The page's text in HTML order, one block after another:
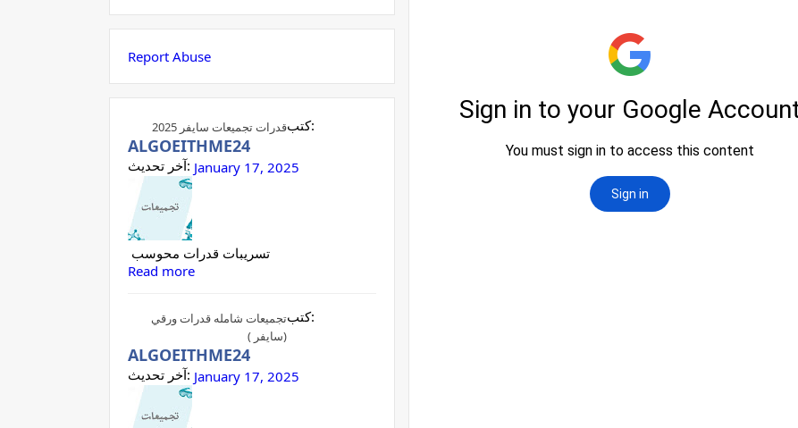
Report Abuse
قدرات تجميعات سايفر 2025 كتب:
ALGOEITHME24
آخر تحديث: January 17, 2025
Read more
تجميعات شامله قدرات ورقي
(سايفر )
كتب:
ALGOEITHME24
آخر تحديث: January 17, 2025